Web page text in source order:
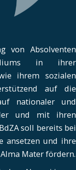
von Absolventen
in ihrer
ihrem sozialen
auf die
nationaler und
und mit ihren
soll bereits bei
ansetzen und ihre
Mater fördern.